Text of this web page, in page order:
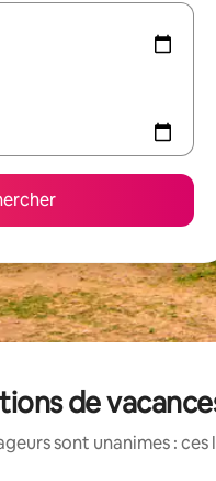
de
sont unanimes :